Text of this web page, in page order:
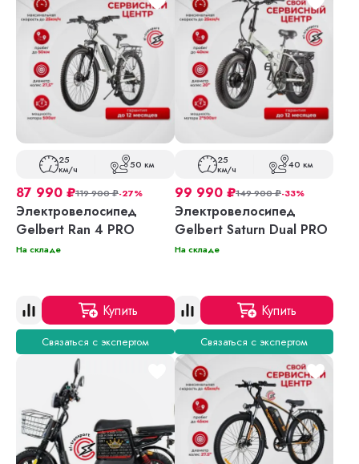
25
км/ч 50 км
87 990 ₽119 900₽-27%
Электровелосипед
Gelbert Ran 4 PRO
На складе
Купить
Связаться с экспертом
25
км/ч 40 км
99 990 ₽149 900₽-33%
Электровелосипед
Gelbert Saturn Dual PRO
На складе
Купить
Связаться с экспертом